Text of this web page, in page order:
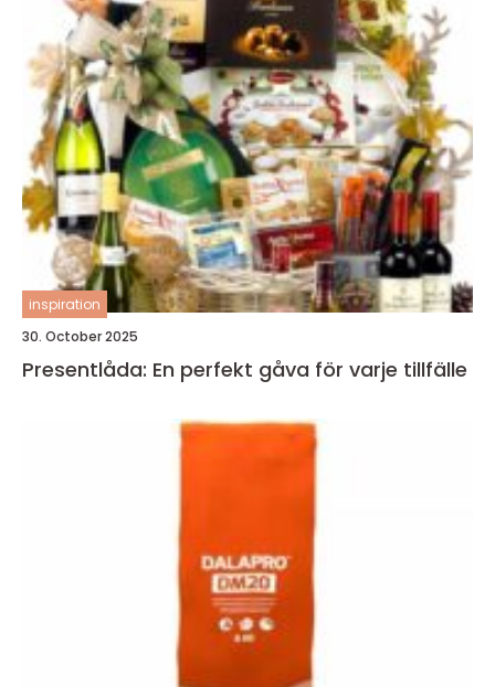
inspiration
30. October 2025
Presentlåda: En perfekt gåva för varje tillfälle